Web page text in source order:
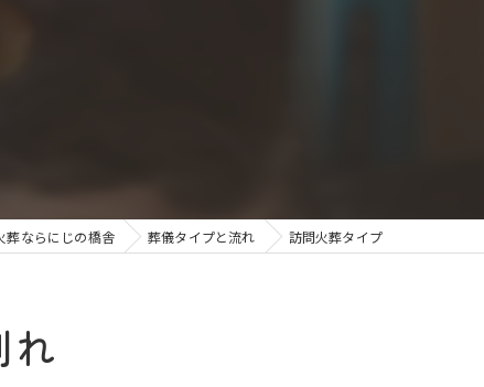
葬ならにじの橋舎 葬儀タイプと流れ 訪問火葬タイプ
れ